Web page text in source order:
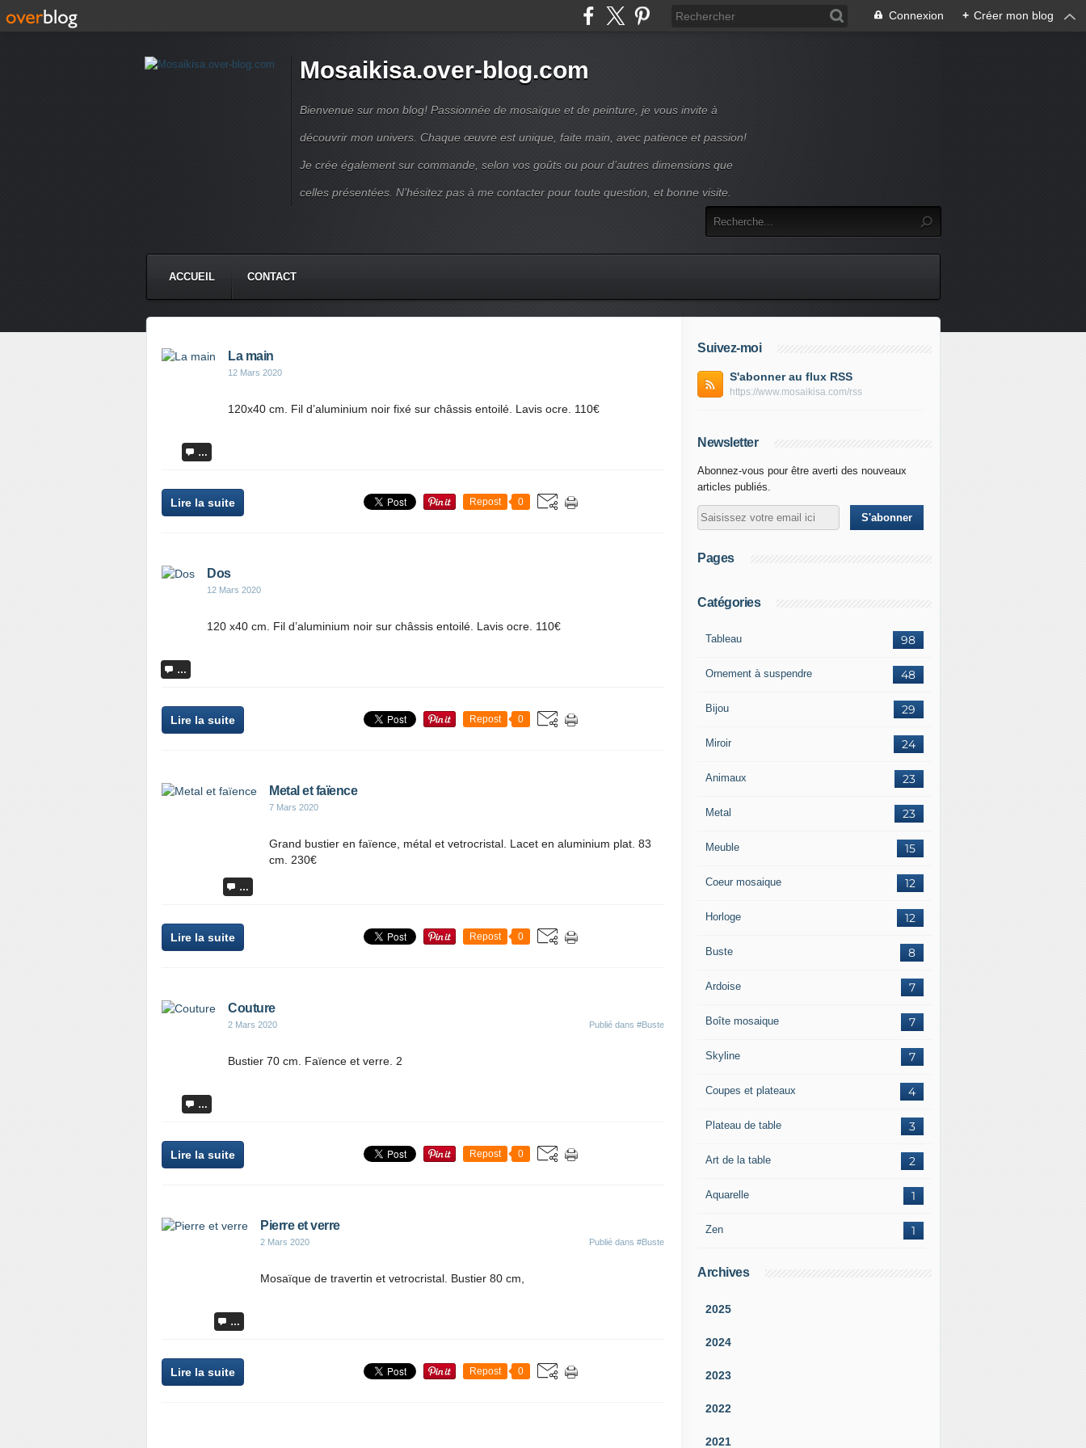
Connexion + Créer mon blog
Mosaikisa.over-blog.com
Bienvenue sur mon blog! Passionnée de mosaïque et de peinture, je vous invite à
découvrir mon univers. Chaque œuvre est unique, faite main, avec patience et passion!
Je crée également sur commande, selon vos goûts ou pour d’autres dimensions que
celles présentées. N’hésitez pas à me contacter pour toute question, et bonne visite.
ACCUEIL CONTACT
…
La main
12 Mars 2020
120x40 cm. Fil d’aluminium noir fixé sur châssis entoilé. Lavis ocre. 110€
Lire la suite Repost 0
…
Dos
12 Mars 2020
120 x40 cm. Fil d’aluminium noir sur châssis entoilé. Lavis ocre. 110€
Lire la suite Repost 0
…
Metal et faïence
7 Mars 2020
Grand bustier en faïence, métal et vetrocristal. Lacet en aluminium plat. 83
cm. 230€
Lire la suite Repost 0
…
Couture
2 Mars 2020 Publié dans #Buste
Bustier 70 cm. Faïence et verre. 2
Lire la suite Repost 0
…
Pierre et verre
2 Mars 2020 Publié dans #Buste
Mosaïque de travertin et vetrocristal. Bustier 80 cm,
Lire la suite Repost 0
Suivez-moi
S'abonner au flux RSS
https://www.mosaikisa.com/rss
Newsletter
Abonnez-vous pour être averti des nouveaux
articles publiés.
Pages
Catégories
98
Tableau
48
Ornement à suspendre
29
Bijou
24
Miroir
23
Animaux
23
Metal
15
Meuble
12
Coeur mosaique
12
Horloge
8
Buste
7
Ardoise
7
Boîte mosaique
7
Skyline
4
Coupes et plateaux
3
Plateau de table
2
Art de la table
1
Aquarelle
1
Zen
Archives
2025
2024
2023
2022
2021